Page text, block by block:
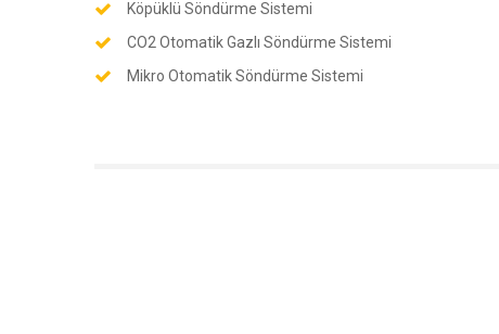
Köpüklü Söndürme Sistemi
CO2 Otomatik Gazlı Söndürme Sistemi
Mikro Otomatik Söndürme Sistemi